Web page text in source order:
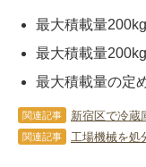
最大積載量
最大積載量
最大積載量の定
関連記事
関連記事